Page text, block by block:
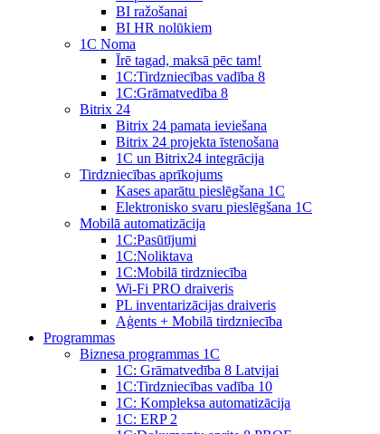
BI ražošanai
BI HR nolūkiem
1C Noma
Īrē tagad, maksā pēc tam!
1С:Tirdzniecības vadība 8
1С:Grāmatvedība 8
Bitrix 24
Bitrix 24 pamata ieviešana
Bitrix 24 projekta īstenošana
1C un Bitrix24 integrācija
Tirdzniecības aprīkojums
Kases aparātu pieslēgšana 1C
Elektronisko svaru pieslēgšana 1C
Mobilā automatizācija
1С:Pasūtījumi
1С:Noliktava
1С:Mobilā tirdzniecība
Wi-Fi PRO draiveris
PL inventarizācijas draiveris
Aģents + Mobilā tirdzniecība
Programmas
Biznesa programmas 1C
1C: Grāmatvedība 8 Latvijai
1C:Tirdzniecības vadība 10
1С: Kompleksa automatizācija
1C: ERP 2